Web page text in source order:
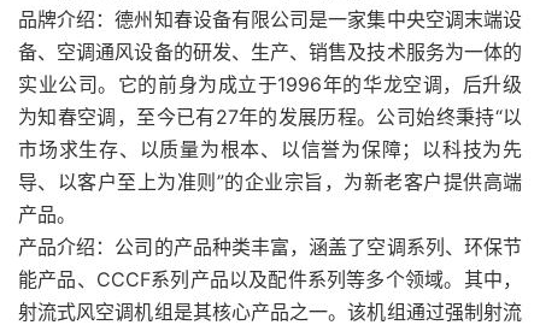
品牌介绍：德州知春设备有限公司是一家集中央空调末端设
备、空调通风设备的研发、生产、销售及技术服务为一体的
实业公司。它的前身为成立于1996年的华龙空调，后升级
为知春空调，至今已有27年的发展历程。公司始终秉持“以
市场求生存、以质量为根本、以信誉为保障；以科技为先
导、以客户至上为准则”的企业宗旨，为新老客户提供高端
产品。
产品介绍：公司的产品种类丰富，涵盖了空调系列、环保节
能产品、CCCF系列产品以及配件系列等多个领域。其中，
射流式风空调机组是其核心产品之一。该机组通过强制射流